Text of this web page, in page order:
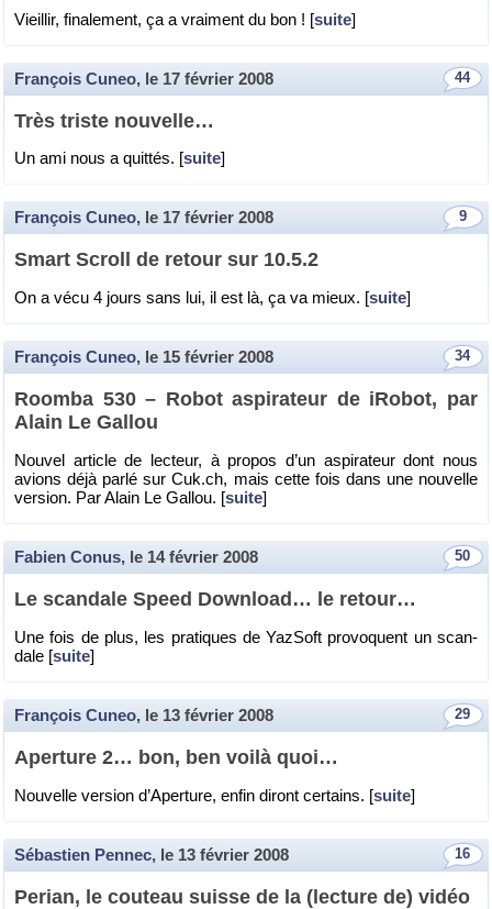
Vieillir, fi­na­le­ment, ça a vrai­ment du bon ! [suite]
44
François Cuneo, le 17 février 2008
Très triste nou­velle…
Un ami nous a quit­tés. [suite]
9
François Cuneo, le 17 février 2008
Smart Scroll de re­tour sur 10.5.2
On a vécu 4 jours sans lui, il est là, ça va mieux. [suite]
34
François Cuneo, le 15 février 2008
Roomba 530 – Robot as­pi­ra­teur de iRo­bot, par
Alain Le Gal­lou
Nou­vel ar­ticle de lec­teur, à pro­pos d’un as­pi­ra­teur dont nous
avions déjà parlé sur Cuk.​ch, mais cette fois dans une nou­velle
ver­sion. Par Alain Le Gal­lou. [suite]
50
Fabien Conus, le 14 février 2008
Le scan­dale Speed Down­load… le re­tour…
Une fois de plus, les pra­tiques de Yaz­Soft pro­voquent un scan­
dale [suite]
29
François Cuneo, le 13 février 2008
Aper­ture 2… bon, ben voilà quoi…
Nou­velle ver­sion d’Aper­ture, enfin di­ront cer­tains. [suite]
16
Sébastien Pennec, le 13 février 2008
Per­ian, le cou­teau suisse de la (lec­ture de) vidéo